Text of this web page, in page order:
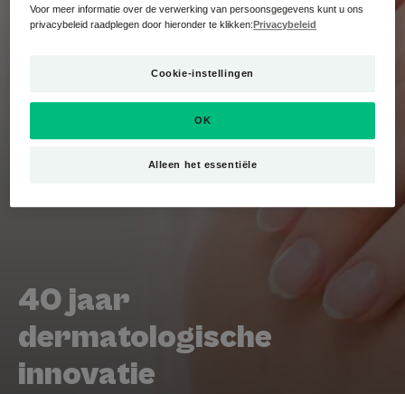
40 jaar
dermatologische
innovatie
Voor meer informatie over de verwerking van persoonsgegevens kunt u ons
privacybeleid raadplegen door hieronder te klikken:Privacybeleid
Cookie-instellingen
Alleen het essentiële
OK